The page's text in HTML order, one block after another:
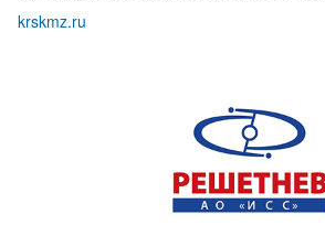
krskmz.ru